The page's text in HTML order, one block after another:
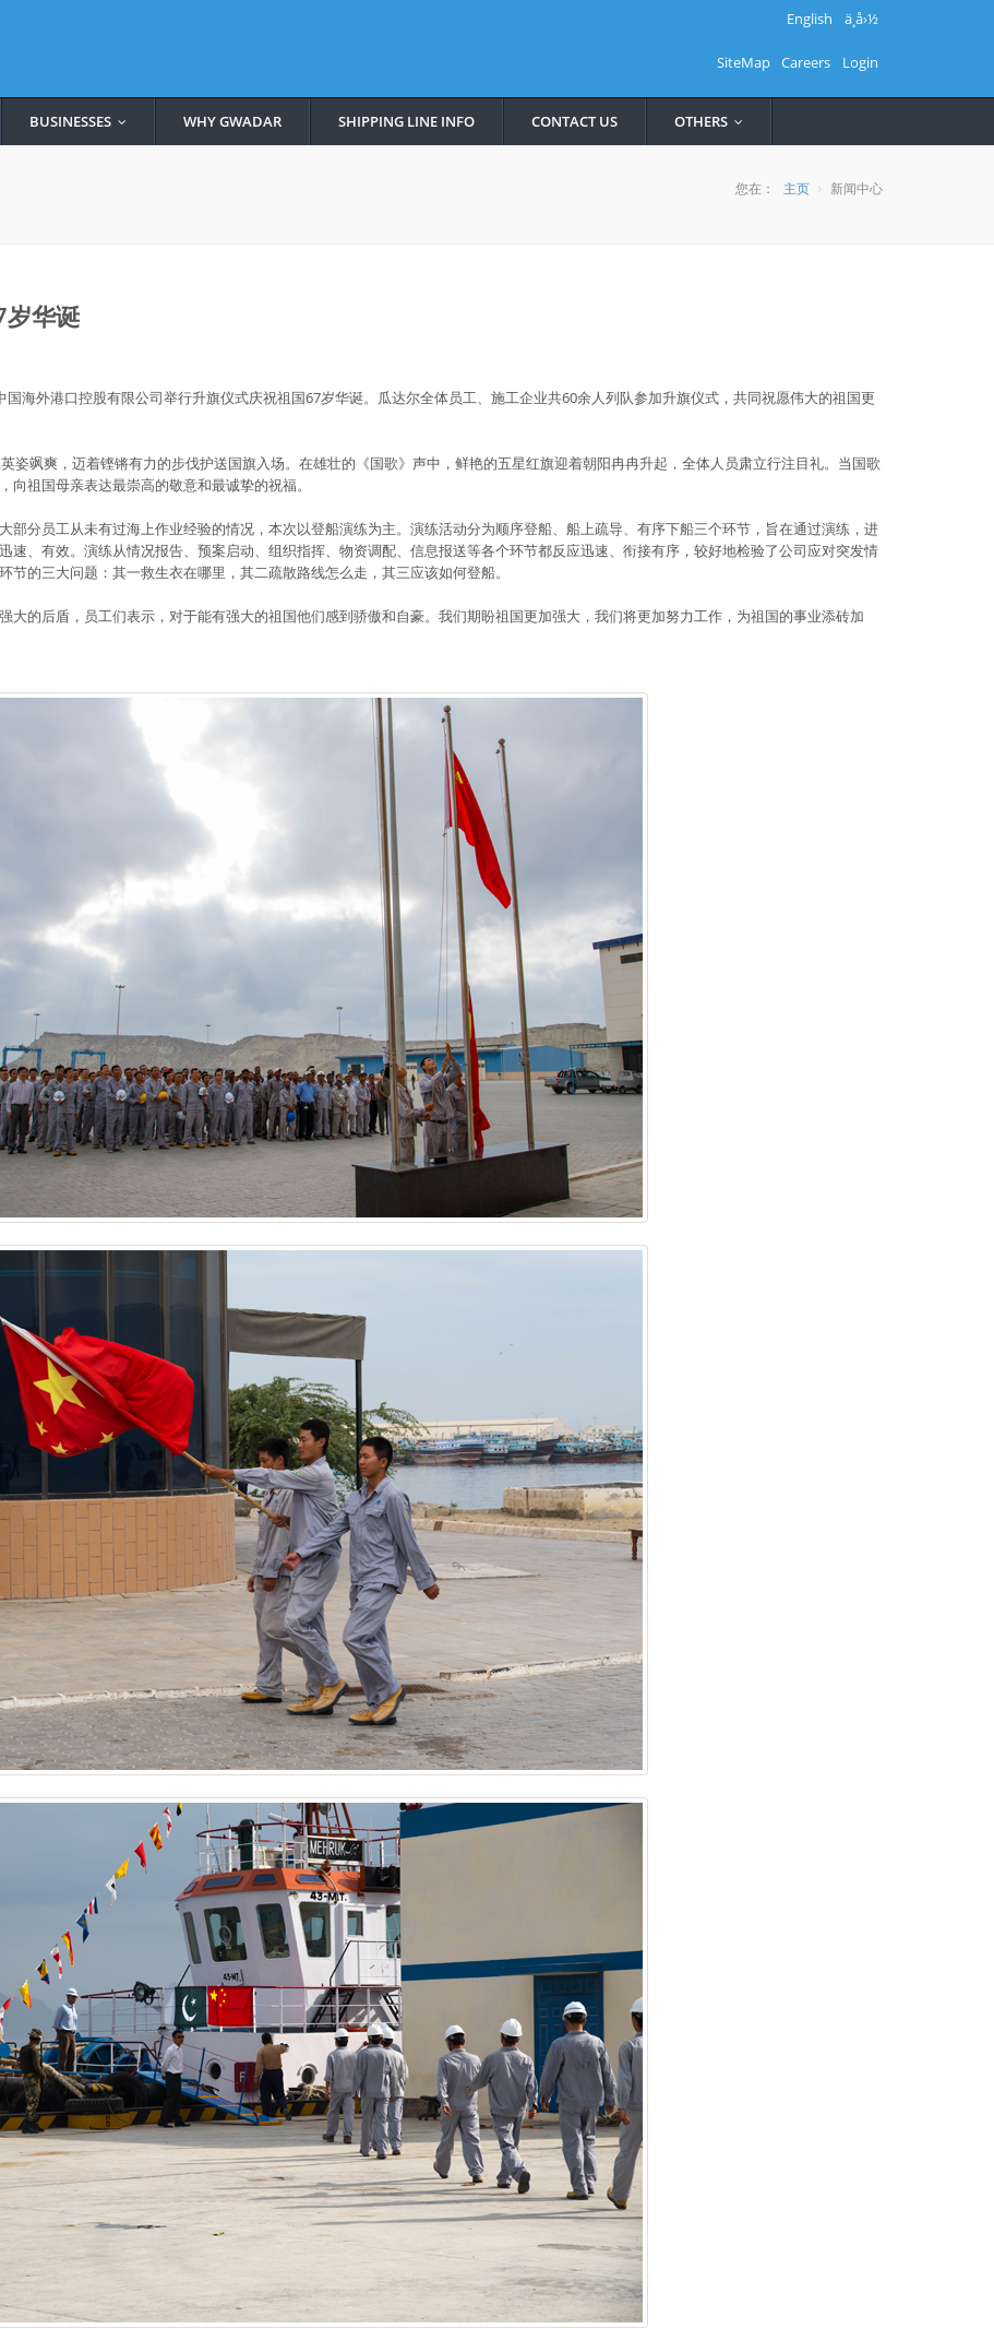
English ä¸­å›½
SiteMap Careers Login
BUSINESSES WHY GWADAR SHIPPING LINE INFO CONTACT US OTHERS
您在： 主页 新闻中心
岁华诞
海外港口控股有限公司举行升旗仪式庆祝祖国67岁华诞。瓜达尔全体员工、施工企业共60余人列队参加升旗仪式，共同祝愿伟大的祖国更
姿飒爽，迈着铿锵有力的步伐护送国旗入场。在雄壮的《国歌》声中，鲜艳的五星红旗迎着朝阳冉冉升起，全体人员肃立行注目礼。当国歌
祖国母亲表达最崇高的敬意和最诚挚的祝福。
部分员工从未有过海上作业经验的情况，本次以登船演练为主。演练活动分为顺序登船、船上疏导、有序下船三个环节，旨在通过演练，进
速、有效。演练从情况报告、预案启动、组织指挥、物资调配、信息报送等各个环节都反应迅速、衔接有序，较好地检验了公司应对突发情
的三大问题：其一救生衣在哪里，其二疏散路线怎么走，其三应该如何登船。
大的后盾，员工们表示，对于能有强大的祖国他们感到骄傲和自豪。我们期盼祖国更加强大，我们将更加努力工作，为祖国的事业添砖加